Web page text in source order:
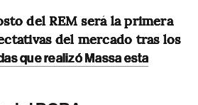
del REM será la primera
del mercado tras los
que realizó Massa esta